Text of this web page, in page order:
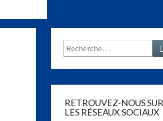
Rechercher :
RETROUVEZ-NOUS SUR
LES RÉSEAUX SOCIAUX